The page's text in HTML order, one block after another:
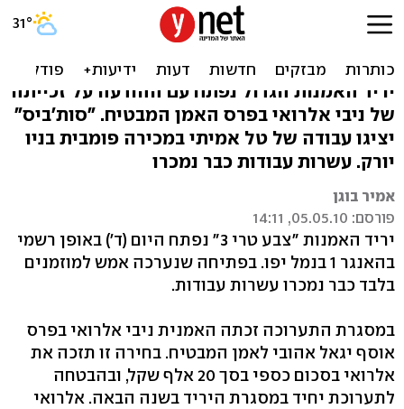
"צבע טרי": האמנים זכו,
עבודות רבות נמכרו
יריד האמנות הגדול נפתח עם ההודעה על זכייתה
של ניבי אלרואי בפרס האמן המבטיח. "סות'ביס"
יציגו עבודה של טל אמיתי במכירה פומבית בניו
יורק. עשרות עבודות כבר נמכרו
אמיר בוגן
פורסם: 05.05.10, 14:11
יריד האמנות "צבע טרי 3" נפתח היום (ד') באופן רשמי
בהאנגר 1 בנמל יפו. בפתיחה שנערכה אמש למוזמנים
בלבד כבר נמכרו עשרות עבודות.
במסגרת התערוכה זכתה האמנית ניבי אלרואי בפרס
אוסף יגאל אהובי לאמן המבטיח. בחירה זו תזכה את
אלרואי בסכום כספי בסך 20 אלף שקל, ובהבטחה
לתערוכת יחיד במסגרת היריד בשנה הבאה. אלרואי